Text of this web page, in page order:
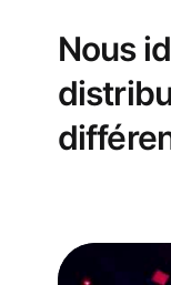
Nous